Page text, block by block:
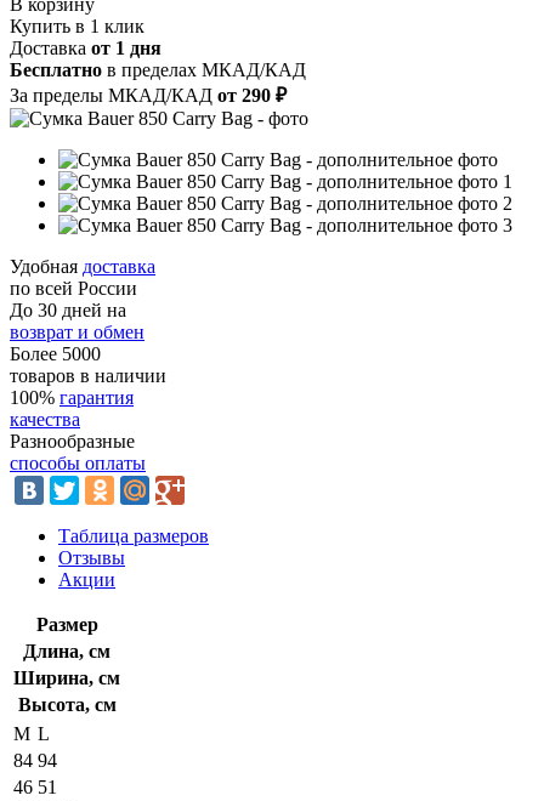
Купить в 1 клик
Доставка от 1 дня
Бесплатно в пределах МКАД/КАД
За пределы МКАД/КАД от 290 ₽
Удобная доставка
по всей России
До 30 дней на
возврат и обмен
Более 5000
товаров в наличии
100% гарантия
качества
Разнообразные
способы оплаты
Таблица размеров
Отзывы
Акции
Размер
Длина, см
Ширина, см
Высота, см
M L
84 94
46 51